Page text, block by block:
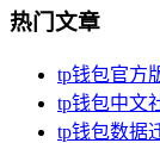
热门文章
tp钱包官方
tp钱包中文
tp钱包数据